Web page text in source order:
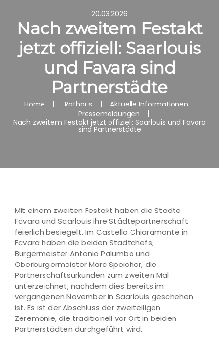
20.03.2026
Nach zweitem Festakt
jetzt offiziell: Saarlouis
und Favara sind
Partnerstädte
Home Rathaus
Aktuelle Informationen
Pressemeldungen
Nach zweitem Festakt jetzt offiziell: Saarlouis und Favara
sind Partnerstädte
Mit einem zweiten Festakt haben die Städte
Favara und Saarlouis ihre Städtepartnerschaft
feierlich besiegelt. Im Castello Chiaramonte in
Favara haben die beiden Stadtchefs,
Bürgermeister Antonio Palumbo und
Oberbürgermeister Marc Speicher, die
Partnerschaftsurkunden zum zweiten Mal
unterzeichnet, nachdem dies bereits im
vergangenen November in Saarlouis geschehen
ist. Es ist der Abschluss der zweiteiligen
Zeremonie, die traditionell vor Ort in beiden
Partnerstädten durchgeführt wird.